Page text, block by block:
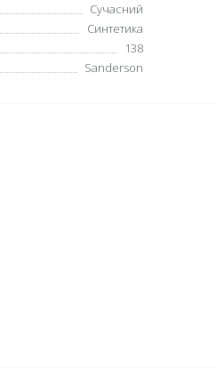
Сучасний
Синтетика
138
Sanderson